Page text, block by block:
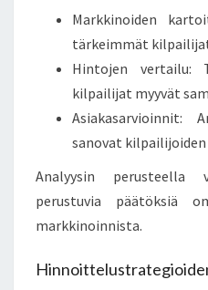
Markkinoiden
tärkeimmät
Hintojen vertailu:
kilpailijat myyvät
Asiakasarvioinnit:
sanovat
Analyysin perusteella
perustuvia päätöksiä
markkinoinnista.